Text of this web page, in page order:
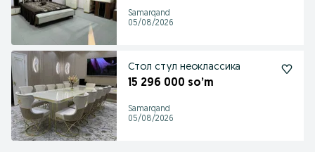
Samarqand
05/08/2026
Стол стул неоклассика
15 296 000 so’m
Samarqand
05/08/2026